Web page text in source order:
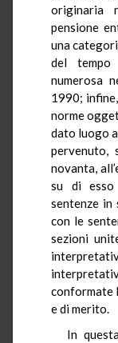
originaria
pensione
una
del tempo
numerosa
1990;
norme
dato luogo
pervenuto,
novanta,
su di esso
sentenze in
con le
sezioni
conformate
e di merito.
In